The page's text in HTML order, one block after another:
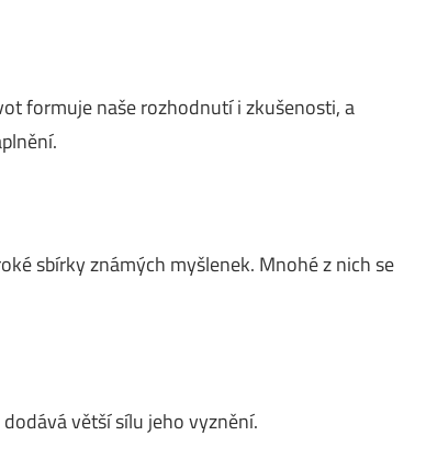
formuje naše rozhodnutí i zkušenosti, a
sbírky známých myšlenek. Mnohé z nich se
dodává větší sílu jeho vyznění.